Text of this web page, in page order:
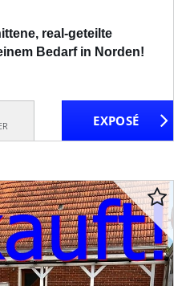
real-geteilte
Bedarf in Norden!